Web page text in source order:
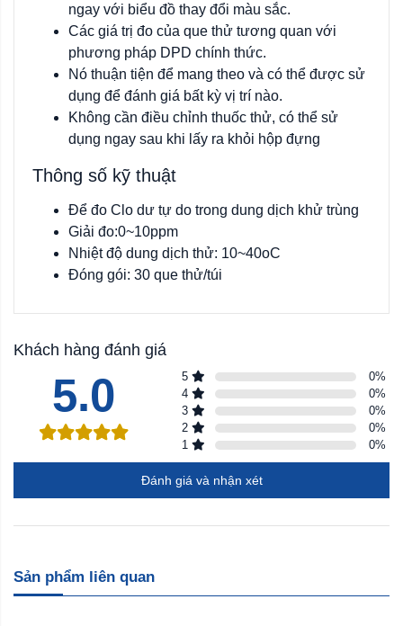
ngay với biểu đồ thay đổi màu sắc.
Các giá trị đo của que thử tương quan với
phương pháp DPD chính thức.
Nó thuận tiện để mang theo và có thể được sử
dụng để đánh giá bất kỳ vị trí nào.
Không cần điều chỉnh thuốc thử, có thể sử
dụng ngay sau khi lấy ra khỏi hộp đựng
Thông số kỹ thuật
Để đo Clo dư tự do trong dung dịch khử trùng
Giải đo:0~10ppm
Nhiệt độ dung dịch thử: 10~40oC
Đóng gói: 30 que thử/túi
Khách hàng đánh giá
5.0 5 0%
4
0%
3
0%
2
0%
1
0%
Đánh giá và nhận xét
Sản phẩm liên quan